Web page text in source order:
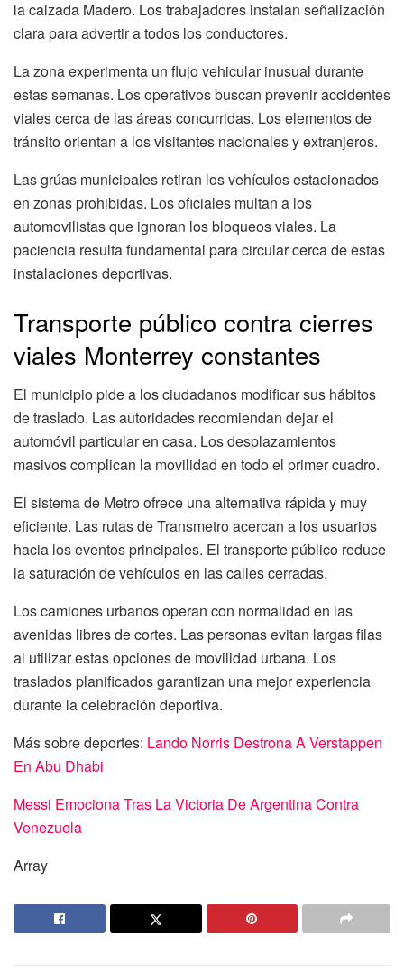
la calzada Madero. Los trabajadores instalan señalización
clara para advertir a todos los conductores.
La zona experimenta un flujo vehicular inusual durante
estas semanas. Los operativos buscan prevenir accidentes
viales cerca de las áreas concurridas. Los elementos de
tránsito orientan a los visitantes nacionales y extranjeros.
Las grúas municipales retiran los vehículos estacionados
en zonas prohibidas. Los oficiales multan a los
automovilistas que ignoran los bloqueos viales. La
paciencia resulta fundamental para circular cerca de estas
instalaciones deportivas.
Transporte público contra cierres
viales Monterrey constantes
El municipio pide a los ciudadanos modificar sus hábitos
de traslado. Las autoridades recomiendan dejar el
automóvil particular en casa. Los desplazamientos
masivos complican la movilidad en todo el primer cuadro.
El sistema de Metro ofrece una alternativa rápida y muy
eficiente. Las rutas de Transmetro acercan a los usuarios
hacia los eventos principales. El transporte público reduce
la saturación de vehículos en las calles cerradas.
Los camiones urbanos operan con normalidad en las
avenidas libres de cortes. Las personas evitan largas filas
al utilizar estas opciones de movilidad urbana. Los
traslados planificados garantizan una mejor experiencia
durante la celebración deportiva.
Más sobre deportes: Lando Norris Destrona A Verstappen
En Abu Dhabi
Messi Emociona Tras La Victoria De Argentina Contra
Venezuela
Array